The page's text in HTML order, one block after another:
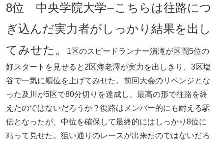
8位 中央学院大学ー こちらは往路につ
ぎ込んだ実力者がしっかり結果を出し
てみせた。
1区のスピードランナー潰滝が区間5位の
好スタートを見せると2区海老澤が実力を出しきり、3区塩
谷で一気に順位を上げてみせた。前回大会のリベンジとな
った及川が5区で80分切りを達成し、最高の形で往路を終
えたのではないだろうか？復路はメンバー的にも耐える駅
伝となったが、中位を確保して最終的にはしっかり8位に
粘って見せた。狙い通りのレースが出来たのではないだろ